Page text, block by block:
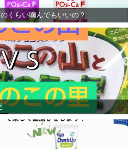
くらい噛んでもいいの？